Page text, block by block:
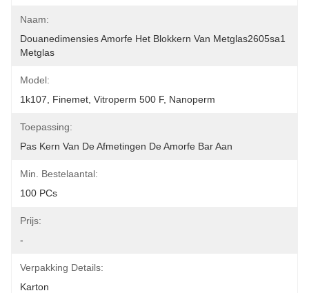
Naam:
Douanedimensies Amorfe Het Blokkern Van Metglas2605sa1
Metglas
Model:
1k107, Finemet, Vitroperm 500 F, Nanoperm
Toepassing:
Pas Kern Van De Afmetingen De Amorfe Bar Aan
Min. Bestelaantal:
100 PCs
Prijs:
-
Verpakking Details:
Karton